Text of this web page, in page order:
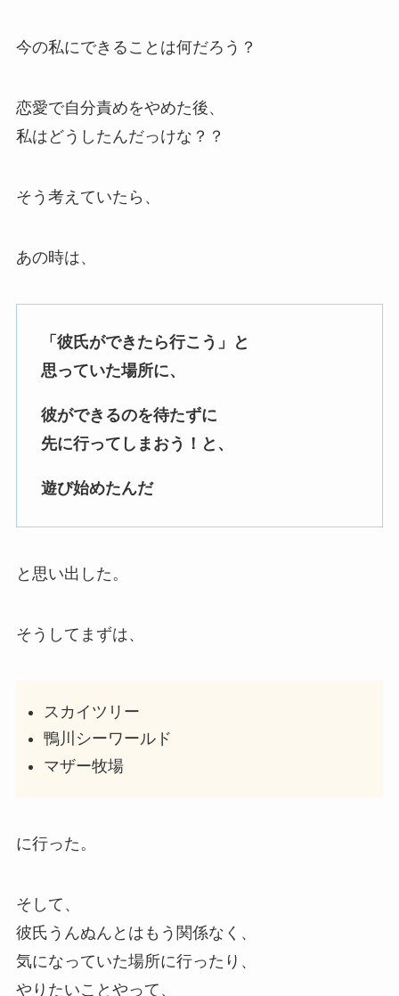
今の私にできることは何だろう？
恋愛で自分責めをやめた後、
私はどうしたんだっけな？？
そう考えていたら、
あの時は、
「彼氏ができたら行こう」と
思っていた場所に、
彼ができるのを待たずに
先に行ってしまおう！と、
遊び始めたんだ
と思い出した。
そうしてまずは、
スカイツリー
鴨川シーワールド
マザー牧場
に行った。
そして、
彼氏うんぬんとはもう関係なく、
気になっていた場所に行ったり、
やりたいことやって、